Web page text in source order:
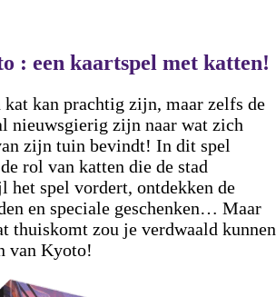
: een kaartspel met katten!
kat kan prachtig zijn, maar zelfs de
nieuwsgierig zijn naar wat zich
zijn tuin bevindt! In dit spel
rol van katten die de stad
het spel vordert, ontdekken de
en speciale geschenken… Maar
thuiskomt zou je verdwaald kunnen
van Kyoto!